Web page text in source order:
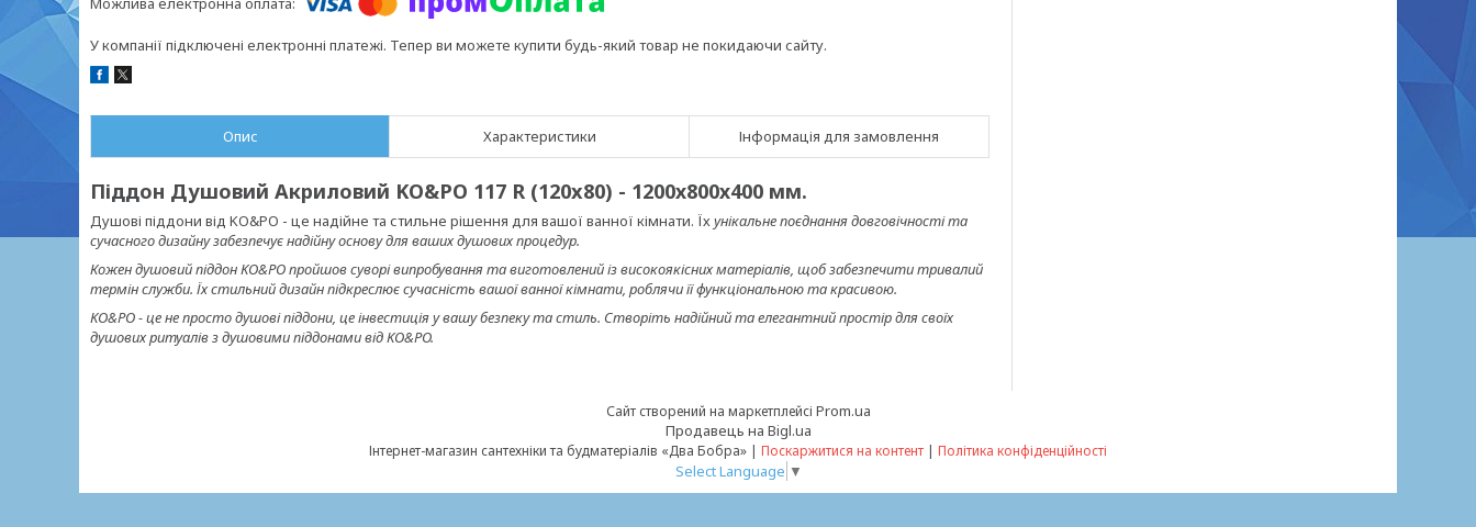
У компанії підключені електронні платежі. Тепер ви можете купити будь-який товар не покидаючи сайту.
Опис Характеристики Інформація для замовлення
Піддон Душовий Акриловий KO&PO 117 R (120x80) - 1200х800х400 мм.
Душові піддони від KO&PO - це надійне та стильне рішення для вашої ванної кімнати. Їхунікальне поєднання довговічності та
сучасного дизайну забезпечує надійну основу для ваших душових процедур.
Кожен душовий піддон KO&PO пройшов суворі випробування та виготовлений із високоякісних матеріалів, щоб забезпечити тривалий
термін служби. Їх стильний дизайн підкреслює сучасність вашої ванної кімнати, роблячи її функціональною та красивою.
KO&PO - це не просто душові піддони, це інвестиція у вашу безпеку та стиль. Створіть надійний та елегантний простір для своїх
душових ритуалів з душовими піддонами від KO&PO.
Сайт створений на маркетплейсі Prom.ua
Продавець на Bigl.ua
Інтернет-магазин сантехніки та будматеріалів «Два Бобра» | Поскаржитися на контент | Політика конфіденційності
Select Language ▼